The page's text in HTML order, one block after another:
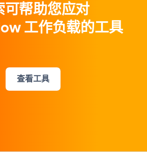
可帮助您应对
工作负载的工具
查看工具